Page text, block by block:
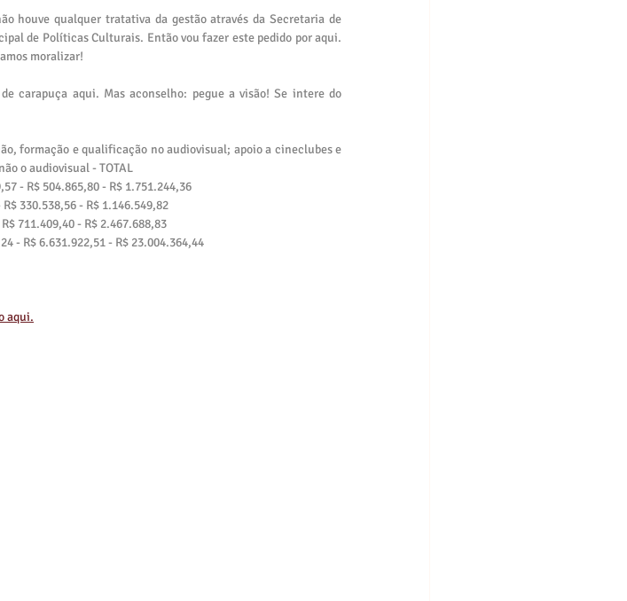
houve qualquer tratativa da gestão através da Secretaria de
de Políticas Culturais. Então vou fazer este pedido por aqui.
moralizar!
formação e qualificação no audiovisual; apoio a cineclubes e
o audiovisual - TOTAL
- R$ 504.865,80 - R$ 1.751.244,36
330.538,56 - R$ 1.146.549,82
711.409,40 - R$ 2.467.688,83
- R$ 6.631.922,51 - R$ 23.004.364,44
aqui.